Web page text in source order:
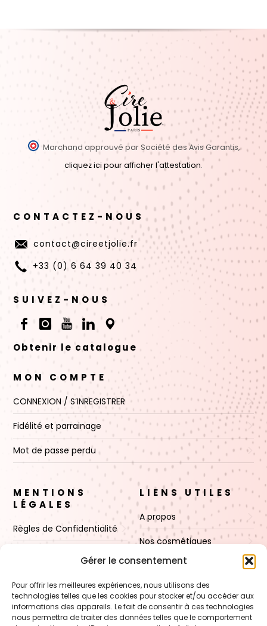
Gérer le consentement
Pour offrir les meilleures expériences, nous utilisons des
technologies telles que les cookies pour stocker et/ou accéder aux
informations des appareils. Le fait de consentir à ces technologies
nous permettra de traiter des données telles que le comportement
Marchand approuvé par Société des Avis Garantis,
cliquez ici pour afficher l'attestation.
CONTACTEZ-NOUS
contact@cireetjolie.fr
+33 (0) 6 64 39 40 34
SUIVEZ-NOUS
Obtenir le catalogue
MON COMPTE
CONNEXION / S’INREGISTRER
Fidélité et parrainage
Mot de passe perdu
MENTIONS
LÉGALES
Règles de Confidentialité
Politique de cookies (UE)
LIENS UTILES
A propos
Nos cosmétiques
Nos cires
Boutique
Contact